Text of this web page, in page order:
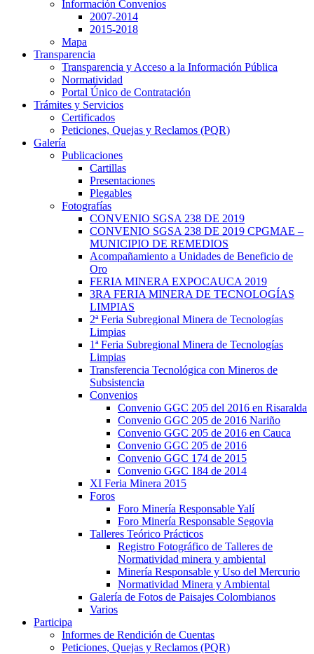
Información Convenios
2007-2014
2015-2018
Mapa
Transparencia
Transparencia y Acceso a la Información Pública
Normatividad
Portal Único de Contratación
Trámites y Servicios
Certificados
Peticiones, Quejas y Reclamos (PQR)
Galería
Publicaciones
Cartillas
Presentaciones
Plegables
Fotografías
CONVENIO SGSA 238 DE 2019
CONVENIO SGSA 238 DE 2019 CPGMAE –
MUNICIPIO DE REMEDIOS
Acompañamiento a Unidades de Beneficio de
Oro
FERIA MINERA EXPOCAUCA 2019
3RA FERIA MINERA DE TECNOLOGÍAS
LIMPIAS
2ª Feria Subregional Minera de Tecnologías
Limpias
1ª Feria Subregional Minera de Tecnologías
Limpias
Transferencia Tecnológica con Mineros de
Subsistencia
Convenios
Convenio GGC 205 del 2016 en Risaralda
Convenio GGC 205 de 2016 Nariño
Convenio GGC 205 de 2016 en Cauca
Convenio GGC 205 de 2016
Convenio GGC 174 de 2015
Convenio GGC 184 de 2014
XI Feria Minera 2015
Foros
Foro Minería Responsable Yalí
Foro Minería Responsable Segovia
Talleres Teórico Prácticos
Registro Fotográfico de Talleres de
Normatividad minera y ambiental
Minería Responsable y Uso del Mercurio
Normatividad Minera y Ambiental
Galería de Fotos de Paisajes Colombianos
Varios
Participa
Informes de Rendición de Cuentas
Peticiones, Quejas y Reclamos (PQR)